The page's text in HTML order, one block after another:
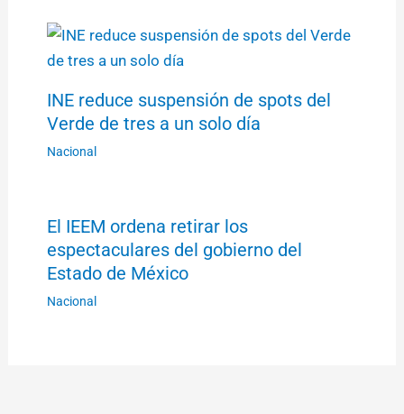
INE reduce suspensión de spots del
Verde de tres a un solo día
Nacional
El IEEM ordena retirar los
espectaculares del gobierno del
Estado de México
Nacional